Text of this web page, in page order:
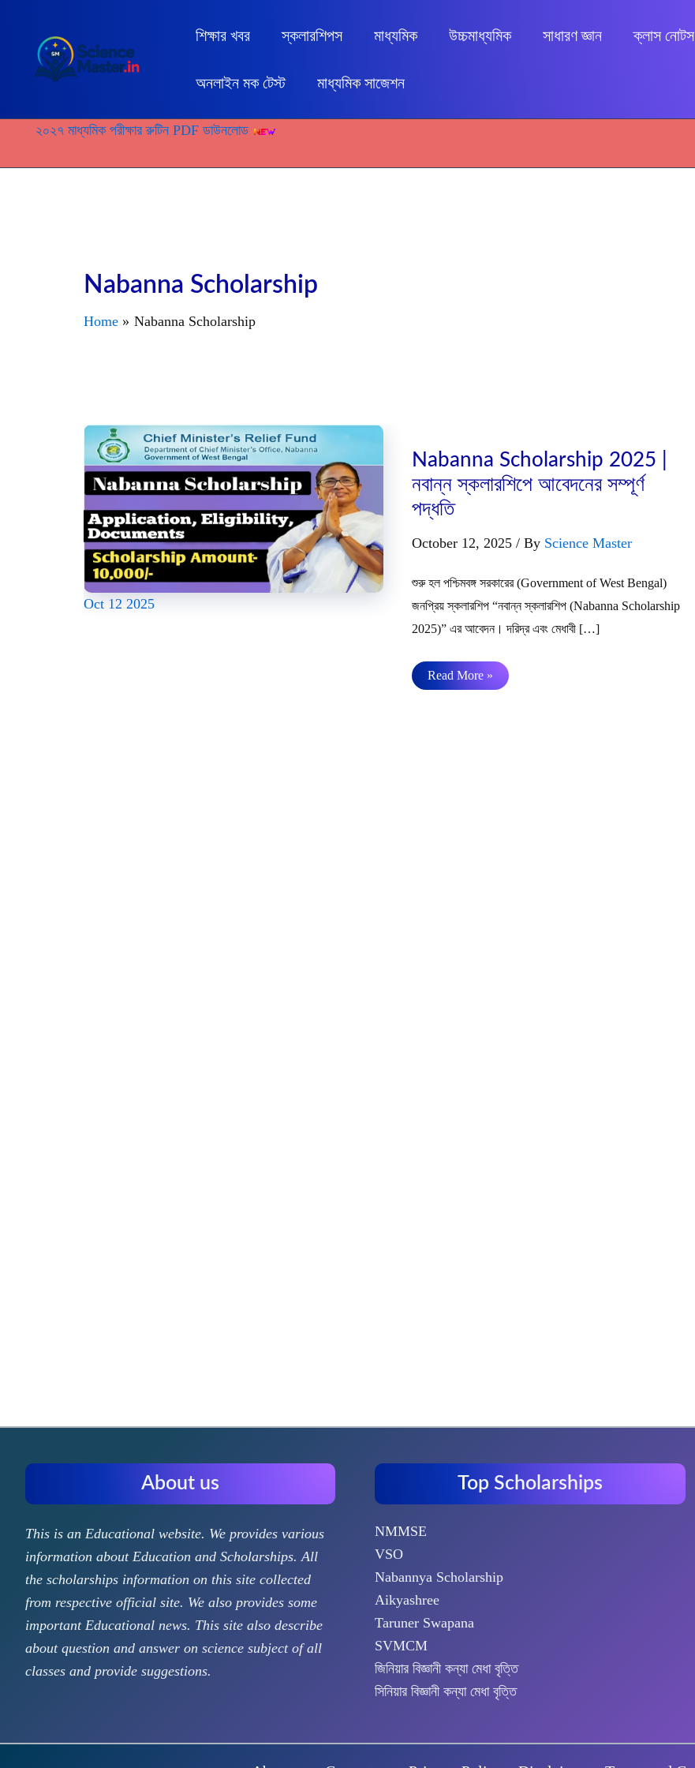
content
শিক্ষার খবর স্কলারশিপস মাধ্যমিক উচ্চমাধ্যমিক সাধারণ জ্ঞান ক্লাস নোটস
অনলাইন মক টেস্ট মাধ্যমিক সাজেশন
২০২৭ মাধ্যমিক পরীক্ষার রুটিন PDF ডাউনলোড
Nabanna Scholarship
Home Nabanna Scholarship
Oct 12 2025
Nabanna Scholarship 2025 |
নবান্ন স্কলারশিপে আবেদনের সম্পূর্ণ
পদ্ধতি
October 12, 2025 / By Science Master
শুরু হল পশ্চিমবঙ্গ সরকারের (Government of West Bengal)
জনপ্রিয় স্কলারশিপ “নবান্ন স্কলারশিপ (Nabanna Scholarship
2025)” এর আবেদন। দরিদ্র এবং মেধাবী […]
Nabanna
Scholarship
Read More »
About us
This is an Educational website. We provides various
information about Education and Scholarships. All
the scholarships information on this site collected
from respective official site. We also provides some
important Educational news. This site also describe
about question and answer on science subject of all
classes and provide suggestions.
Top Scholarships
NMMSE
VSO
Nabannya Scholarship
Aikyashree
Taruner Swapana
SVMCM
জিনিয়ার বিজ্ঞানী কন্যা মেধা বৃত্তি
সিনিয়ার বিজ্ঞানী কন্যা মেধা বৃত্তি